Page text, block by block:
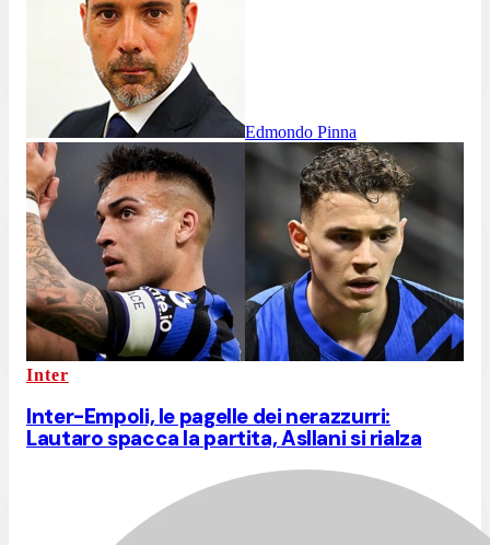
Edmondo Pinna
Inter
Inter-Empoli, le pagelle dei nerazzurri:
Lautaro spacca la partita, Asllani si rialza